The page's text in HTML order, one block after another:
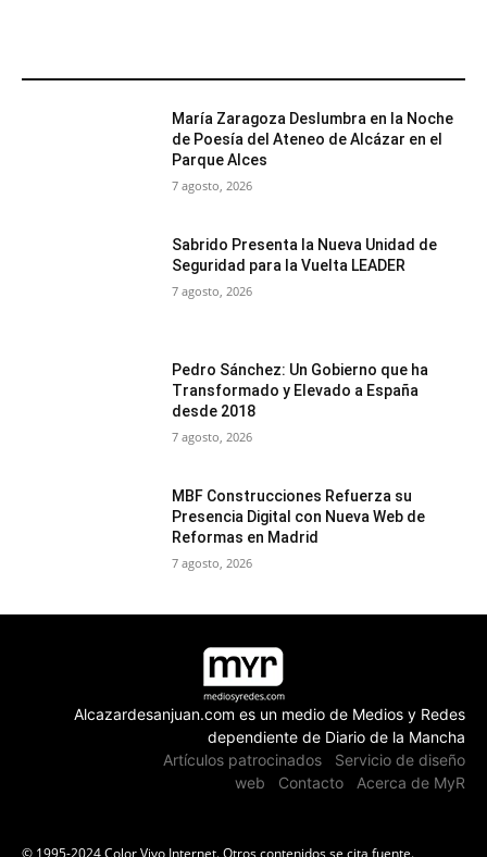
María Zaragoza Deslumbra en la Noche
de Poesía del Ateneo de Alcázar en el
Parque Alces
7 agosto, 2026
Sabrido Presenta la Nueva Unidad de
Seguridad para la Vuelta LEADER
7 agosto, 2026
Pedro Sánchez: Un Gobierno que ha
Transformado y Elevado a España
desde 2018
7 agosto, 2026
MBF Construcciones Refuerza su
Presencia Digital con Nueva Web de
Reformas en Madrid
7 agosto, 2026
Alcazardesanjuan.com es un medio de Medios y Redes
dependiente de Diario de la Mancha
Artículos patrocinados
Servicio de diseño
web
Contacto Acerca de MyR
© 1995-2024 Color Vivo Internet. Otros contenidos se cita fuente.